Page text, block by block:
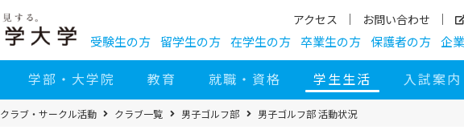
アクセス お問い合わせ
受験生の方 留学生の方 在学生の方 卒業生の方 保護者の方 企
学部・大学院 教育 就職・資格 学生生活 入試案内
クラブ・サークル活動 クラブ一覧 男子ゴルフ部 男子ゴルフ部 活動状況